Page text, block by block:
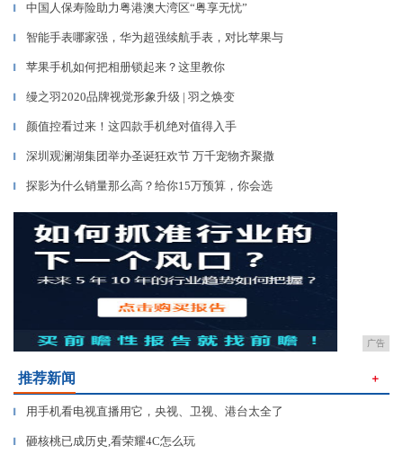
▎ 中国人保寿险助力粤港澳大湾区“粤享无忧”
▎ 智能手表哪家强，华为超强续航手表，对比苹果与
▎ 苹果手机如何把相册锁起来？这里教你
▎ 缦之羽2020品牌视觉形象升级 | 羽之焕变
▎ 颜值控看过来！这四款手机绝对值得入手
▎ 深圳观澜湖集团举办圣诞狂欢节 万千宠物齐聚撒
▎ 探影为什么销量那么高？给你15万预算，你会选
广告
推荐新闻 ＋
▎ 用手机看电视直播用它，央视、卫视、港台太全了
▎ 砸核桃已成历史,看荣耀4C怎么玩